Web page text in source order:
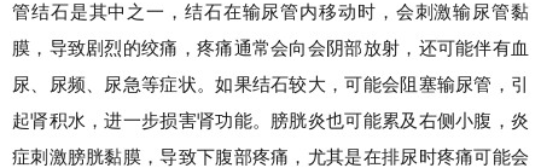
管结石是其中之一，结石在输尿管内移动时，会刺激输尿管黏
膜，导致剧烈的绞痛，疼痛通常会向会阴部放射，还可能伴有血
尿、尿频、尿急等症状。如果结石较大，可能会阻塞输尿管，引
起肾积水，进一步损害肾功能。膀胱炎也可能累及右侧小腹，炎
症刺激膀胱黏膜，导致下腹部疼痛，尤其是在排尿时疼痛可能会